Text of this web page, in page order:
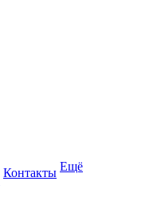
Контакты Ещё